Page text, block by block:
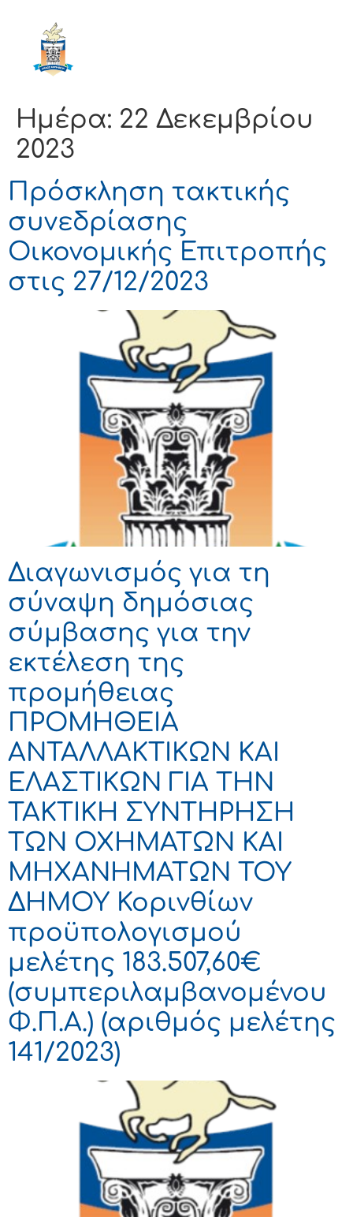
Ημέρα: 22 Δεκεμβρίου
2023
Πρόσκληση τακτικής
συνεδρίασης
Οικονομικής Επιτροπής
στις 27/12/2023
Διαγωνισμός για τη
σύναψη δημόσιας
σύμβασης για την
εκτέλεση της
προμήθειας
ΠΡΟΜΗΘΕΙΑ
ΑΝΤΑΛΛΑΚΤΙΚΩΝ ΚΑΙ
ΕΛΑΣΤΙΚΩΝ ΓΙΑ ΤΗΝ
ΤΑΚΤΙΚΗ ΣΥΝΤΗΡΗΣΗ
ΤΩΝ ΟΧΗΜΑΤΩΝ ΚΑΙ
ΜΗΧΑΝΗΜΑΤΩΝ ΤΟΥ
ΔΗΜΟΥ Κορινθίων
προϋπολογισμού
μελέτης 183.507,60€
(συμπεριλαμβανομένου
Φ.Π.Α.) (αριθμός μελέτης
141/2023)